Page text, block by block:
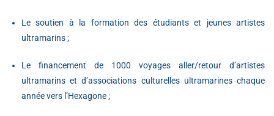
Le soutien à la formation des étudiants et jeunes artistes
ultramarins ;
Le financement de 1000 voyages aller/retour d’artistes
ultramarins et d’associations culturelles ultramarines chaque
année vers l’Hexagone ;